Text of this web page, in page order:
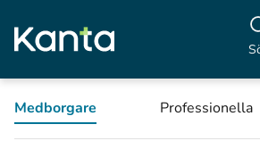
Medborgare Professionella